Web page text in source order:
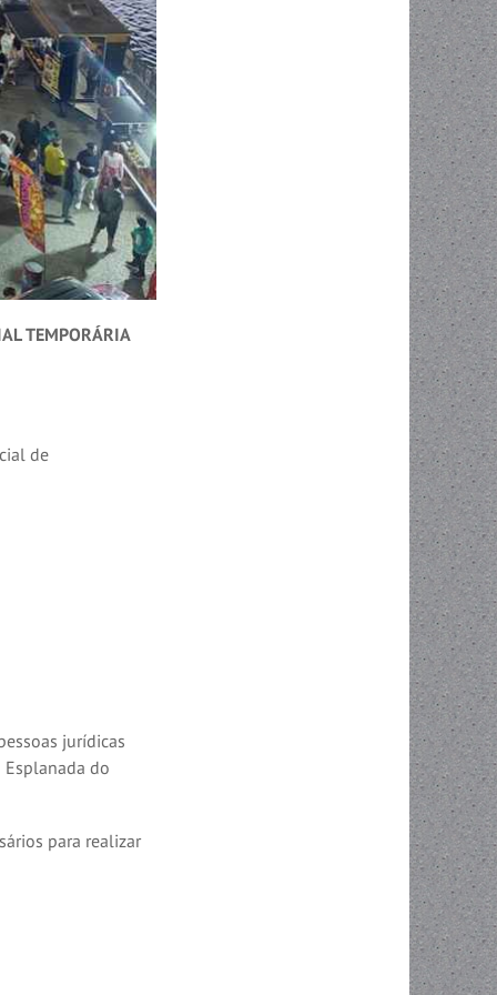
TEMPORÁRIA
de
jurídicas
do
para realizar